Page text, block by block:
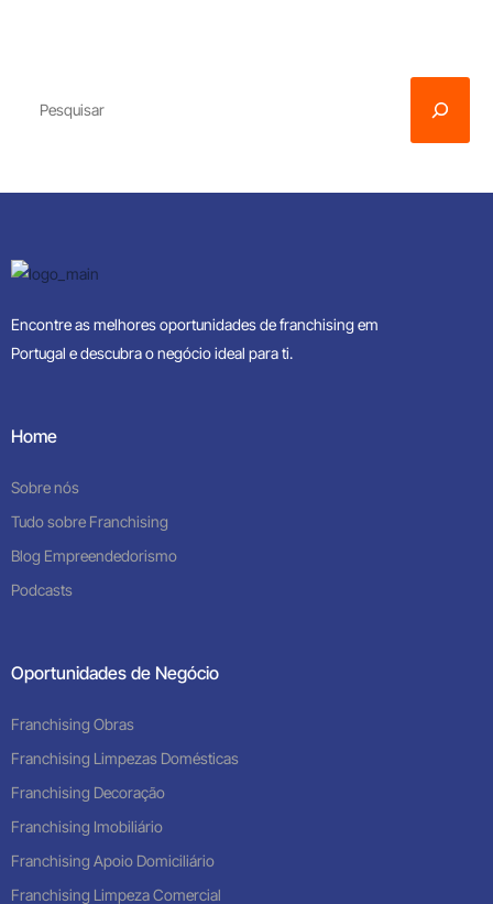
Encontre as melhores oportunidades de franchising em
Portugal e descubra o negócio ideal para ti.
Home
Sobre nós
Tudo sobre Franchising
Blog Empreendedorismo
Podcasts
Oportunidades de Negócio
Franchising Obras
Franchising Limpezas Domésticas
Franchising Decoração
Franchising Imobiliário
Franchising Apoio Domiciliário
Franchising Limpeza Comercial